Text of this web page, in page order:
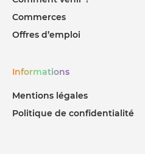
Commerces
Offres d’emploi
Informations
Mentions légales
Politique de confidentialité